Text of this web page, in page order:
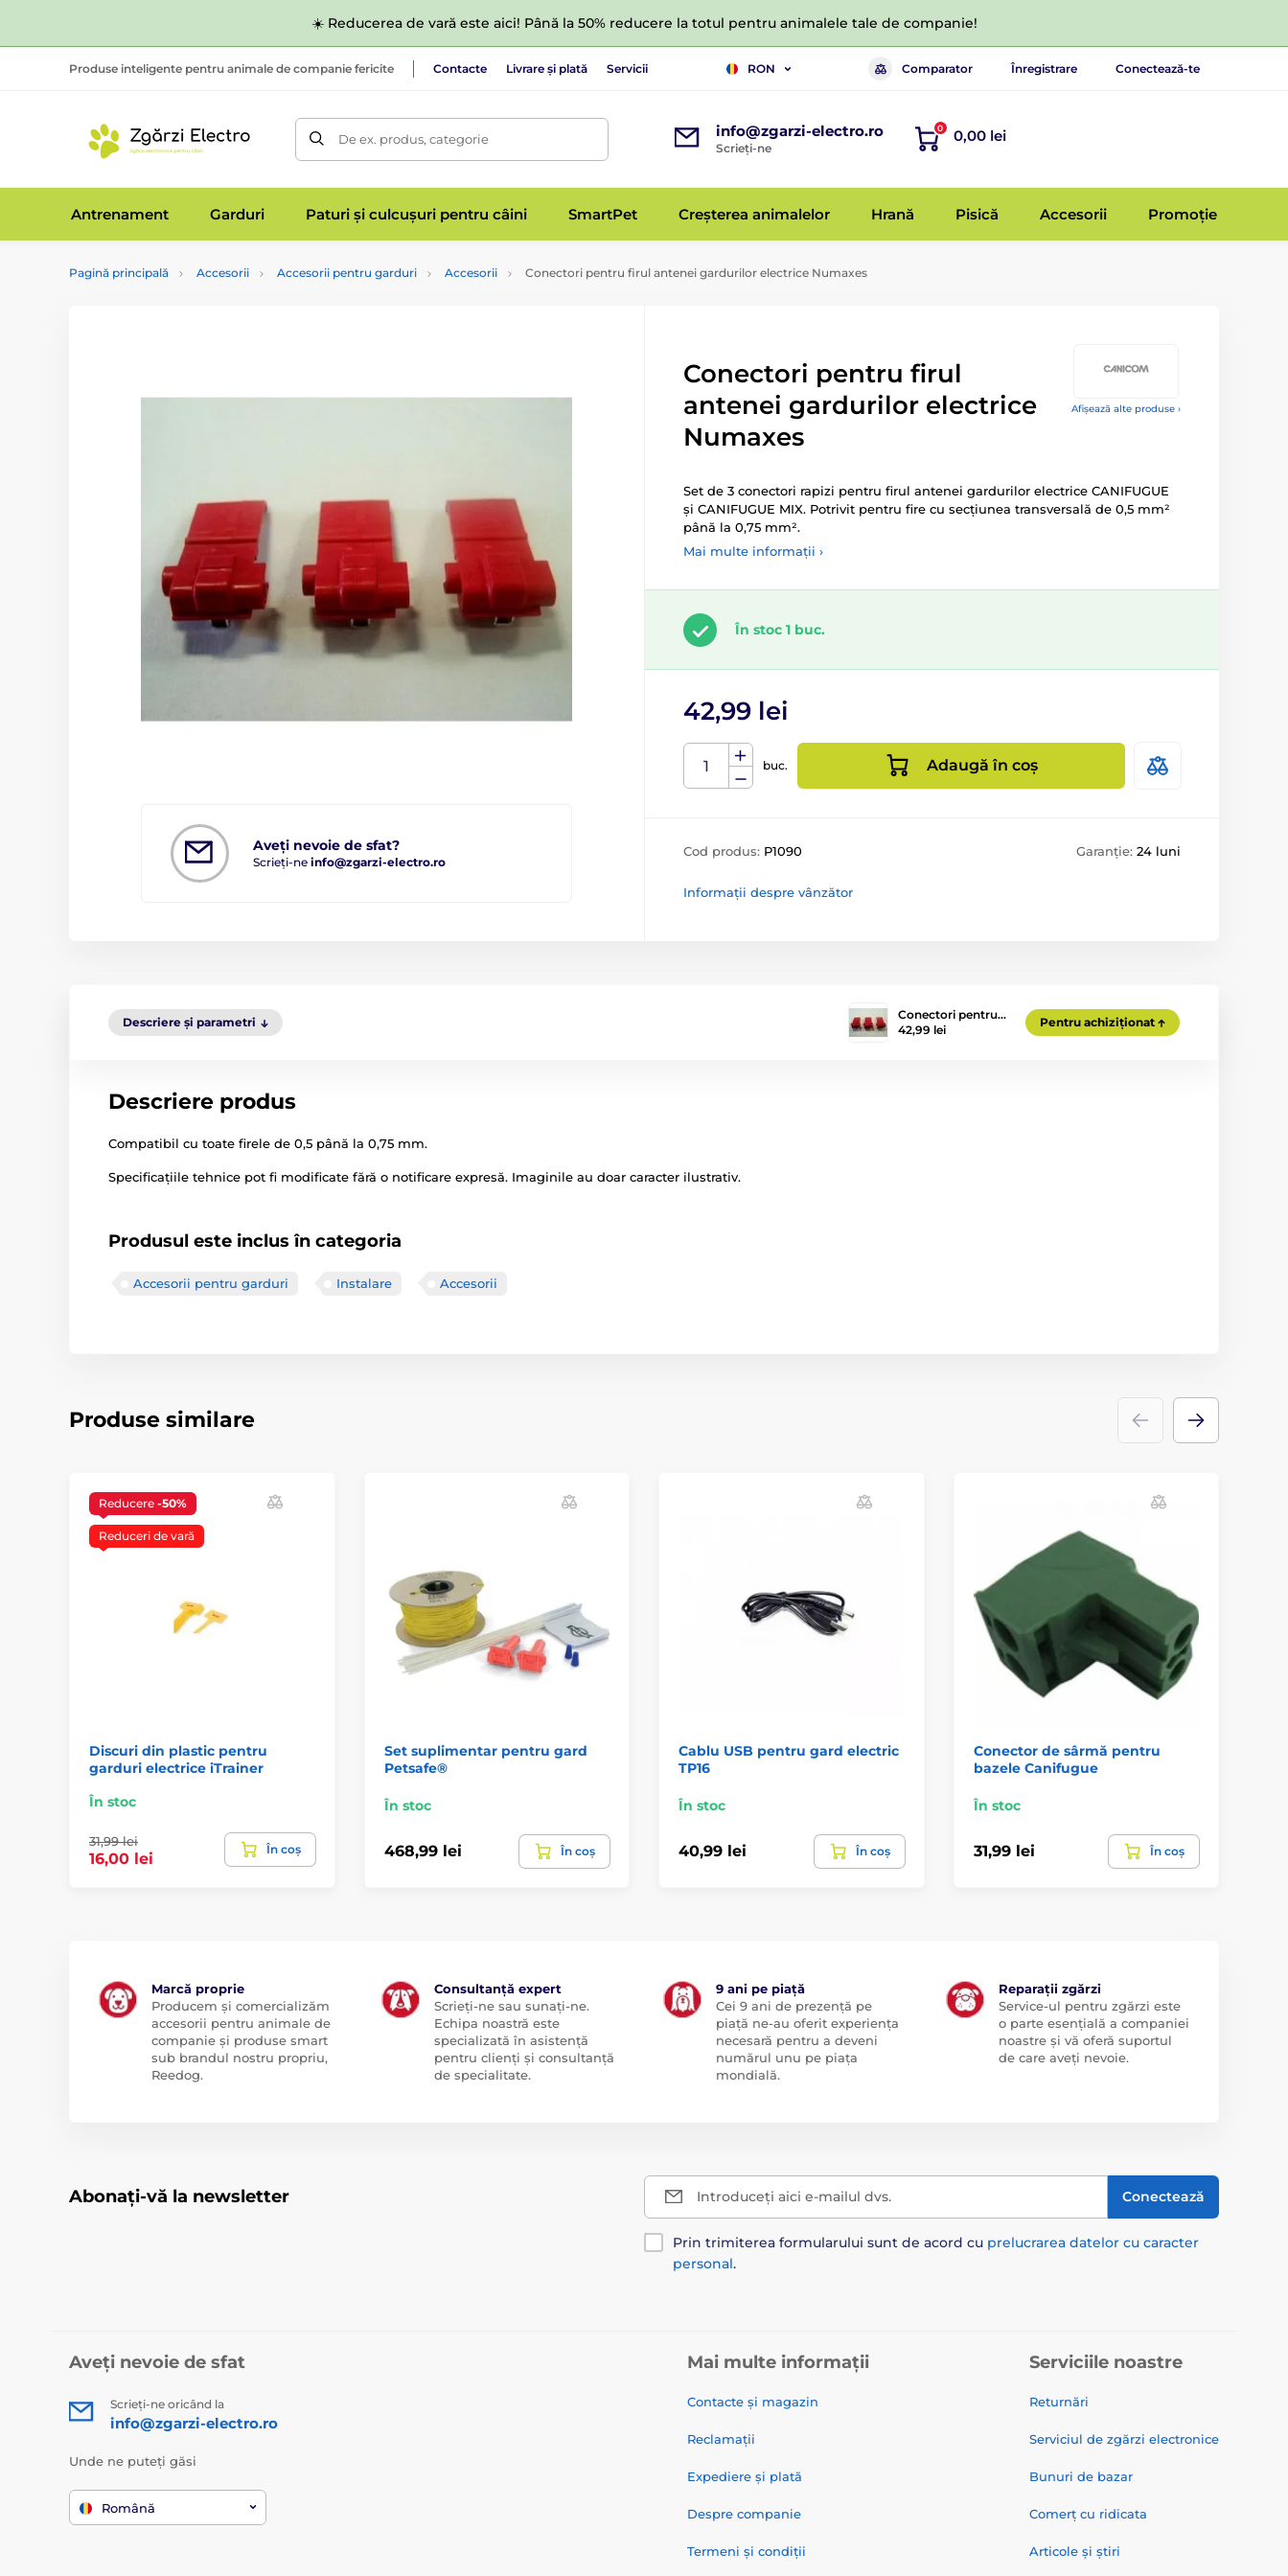
☀️ Reducerea de vară este aici! Până la 50% reducere la totul pentru animalele tale de companie!
Produse inteligente pentru animale de companie fericite Contacte Livrare și plată Servicii RON Comparator Înregistrare Conectează-te
De ex. produs, categorie info@zgarzi-electro.ro
Scrieți-ne
0 0,00 lei
Antrenament Garduri Paturi și culcușuri pentru câini SmartPet Creșterea animalelor Hrană Pisică Accesorii Promoție
Pagină principală Accesorii Accesorii pentru garduri Accesorii Conectori pentru firul antenei gardurilor electrice Numaxes
Afișează alte produse ›
Aveți nevoie de sfat?
Scrieți-ne info@zgarzi-electro.ro
Conectori pentru firul
antenei gardurilor electrice
Numaxes
Set de 3 conectori rapizi pentru firul antenei gardurilor electrice CANIFUGUE
și CANIFUGUE MIX. Potrivit pentru fire cu secțiunea transversală de 0,5 mm²
până la 0,75 mm².
Mai multe informații ›
În stoc 1 buc.
42,99 lei
buc. Adaugă în coș
Cod produs: P1090 Garanție: 24 luni
Informații despre vânzător
Descriere și parametri
Conectori pentru…
42,99 lei
Pentru achiziționat
Descriere produs
Compatibil cu toate firele de 0,5 până la 0,75 mm.
Specificațiile tehnice pot fi modificate fără o notificare expresă. Imaginile au doar caracter ilustrativ.
Produsul este inclus în categoria
Accesorii pentru garduri Instalare Accesorii
Produse similare
Reducere -50%
Reduceri de vară
Discuri din plastic pentru
garduri electrice iTrainer
În stoc
31,99 lei
16,00 lei
În coș
Set suplimentar pentru gard
Petsafe®
În stoc
468,99 lei În coș
Cablu USB pentru gard electric
TP16
În stoc
40,99 lei În coș
Conector de sârmă pentru
bazele Canifugue
În stoc
31,99 lei În coș
Marcă proprie
Producem și comercializăm
accesorii pentru animale de
companie și produse smart
sub brandul nostru propriu,
Reedog.
Consultanță expert
Scrieți-ne sau sunați-ne.
Echipa noastră este
specializată în asistență
pentru clienți și consultanță
de specialitate.
9 ani pe piață
Cei 9 ani de prezență pe
piață ne-au oferit experiența
necesară pentru a deveni
numărul unu pe piața
mondială.
Reparații zgărzi
Service-ul pentru zgărzi este
o parte esențială a companiei
noastre și vă oferă suportul
de care aveți nevoie.
Abonați-vă la newsletter Introduceți aici e-mailul dvs. Conectează
Prin trimiterea formularului sunt de acord cu prelucrarea datelor cu caracter
personal.
Aveți nevoie de sfat
Scrieți-ne oricând la
info@zgarzi-electro.ro
Unde ne puteți găsi
Română
Mai multe informații
Contacte și magazin
Reclamații
Expediere și plată
Despre companie
Termeni și condiții
Serviciile noastre
Returnări
Serviciul de zgărzi electronice
Bunuri de bazar
Comerț cu ridicata
Articole și știri